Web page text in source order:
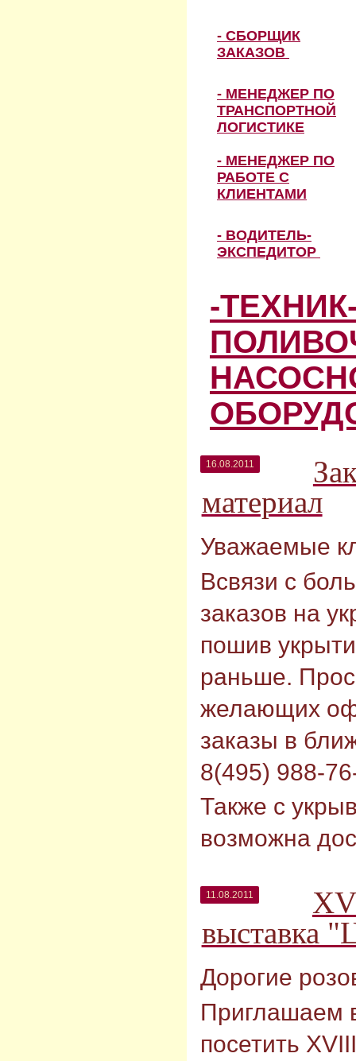
- СБОРЩИК
ЗАКАЗОВ
- МЕНЕДЖЕР ПО
ТРАНСПОРТНОЙ
ЛОГИСТИКЕ
- МЕНЕДЖЕР ПО
РАБОТЕ С
КЛИЕНТАМИ
- ВОДИТЕЛЬ-
ЭКСПЕДИТОР
-
16.08.2011
материал
Уважаемые
Всвязи с
заказов на
пошив
раньше.
желающих
заказы в
8(495) 988-
Также с
возможна
11.08.2011
выставка
Дорогие
Приглашаем
посетить